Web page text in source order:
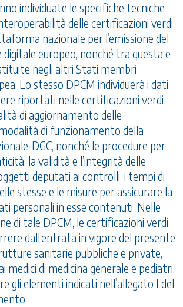
individuate le specifiche tecniche
delle certificazioni verdi
nazionale per l’emissione del
europeo, nonché tra questa e
negli altri Stati membri
Lo stesso DPCM individuerà i dati
riportati nelle certificazioni verdi
di aggiornamento delle
di funzionamento della
DGC, nonché le procedure per
la validità e l’integrità delle
deputati ai controlli, i tempi di
stesse e le misure per assicurare la
personali in esse contenuti. Nelle
di tale DPCM, le certificazioni verdi
dall’entrata in vigore del presente
sanitarie pubbliche e private,
medici di medicina generale e pediatri,
gli elementi indicati nell’allegato I del